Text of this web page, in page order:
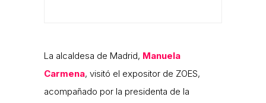
La alcaldesa de Madrid, Manuela
Carmena, visitó el expositor de ZOES,
acompañado por la presidenta de la